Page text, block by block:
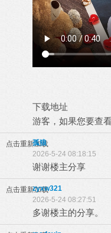
下载地址
游客，如果您要查
点击重新加载
孤狼
2026-5-24 08:18:15
谢谢楼主分享
点击重新加载zyxw321
2026-5-24 08:27:51
多谢楼主的分享。